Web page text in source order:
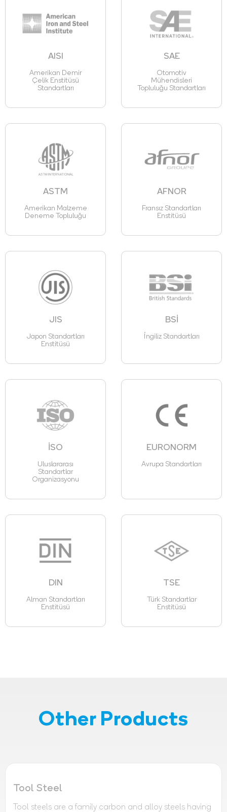
AISI
Amerikan Demir
Çelik Enstitüsü
Standartları
SAE
Otomotiv
Mühendisleri
Topluluğu Standartları
ASTM
Amerikan Malzeme
Deneme Topluluğu
AFNOR
Fransız Standartları
Enstitüsü
JIS
Japon Standartları
Enstitüsü
BSİ
İngiliz Standartları
İSO
Uluslararası
Standartlar
Organizasyonu
EURONORM
Avrupa Standartları
DIN
Alman Standartları
Enstitüsü
TSE
Türk Standartlar
Enstitüsü
Other Products
Tool Steel
Tool steels are a family carbon and alloy steels having